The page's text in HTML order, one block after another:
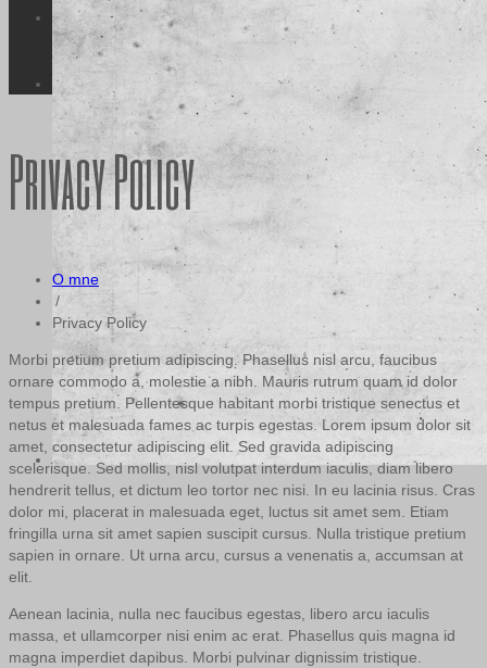
Privacy Policy
O mne
/
Privacy Policy
Morbi pretium pretium adipiscing. Phasellus nisl arcu, faucibus
ornare commodo a, molestie a nibh. Mauris rutrum quam id dolor
tempus pretium. Pellentesque habitant morbi tristique senectus et
netus et malesuada fames ac turpis egestas. Lorem ipsum dolor sit
amet, consectetur adipiscing elit. Sed gravida adipiscing
scelerisque. Sed mollis, nisl volutpat interdum iaculis, diam libero
hendrerit tellus, et dictum leo tortor nec nisi. In eu lacinia risus. Cras
dolor mi, placerat in malesuada eget, luctus sit amet sem. Etiam
fringilla urna sit amet sapien suscipit cursus. Nulla tristique pretium
sapien in ornare. Ut urna arcu, cursus a venenatis a, accumsan at
elit.
Aenean lacinia, nulla nec faucibus egestas, libero arcu iaculis
massa, et ullamcorper nisi enim ac erat. Phasellus quis magna id
magna imperdiet dapibus. Morbi pulvinar dignissim tristique.